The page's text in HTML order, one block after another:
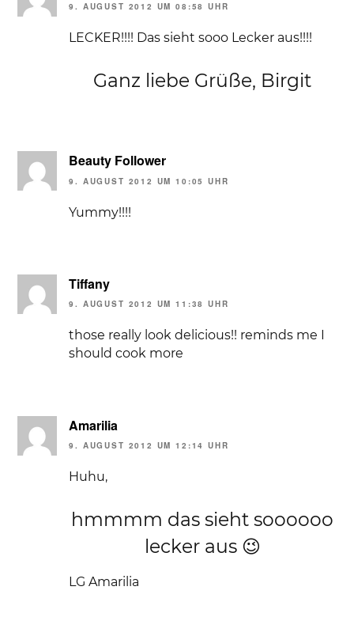
9. AUGUST 2012 UM 08:58 UHR
LECKER!!!! Das sieht sooo Lecker aus!!!!
Ganz liebe Grüße, Birgit
Beauty Follower
9. AUGUST 2012 UM 10:05 UHR
Yummy!!!!
Tiffany
9. AUGUST 2012 UM 11:38 UHR
those really look delicious!! reminds me I
should cook more
Amarilia
9. AUGUST 2012 UM 12:14 UHR
Huhu,
hmmmm das sieht soooooo
lecker aus 😉
LG Amarilia